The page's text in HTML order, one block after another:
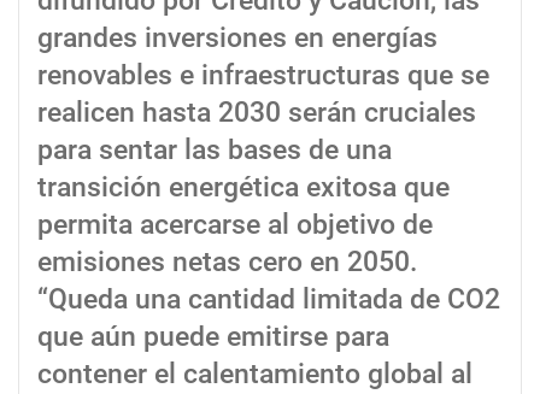
grandes inversiones en energías
renovables e infraestructuras que se
realicen hasta 2030 serán cruciales
para sentar las bases de una
transición energética exitosa que
permita acercarse al objetivo de
emisiones netas cero en 2050.
“Queda una cantidad limitada de CO2
que aún puede emitirse para
contener el calentamiento global al